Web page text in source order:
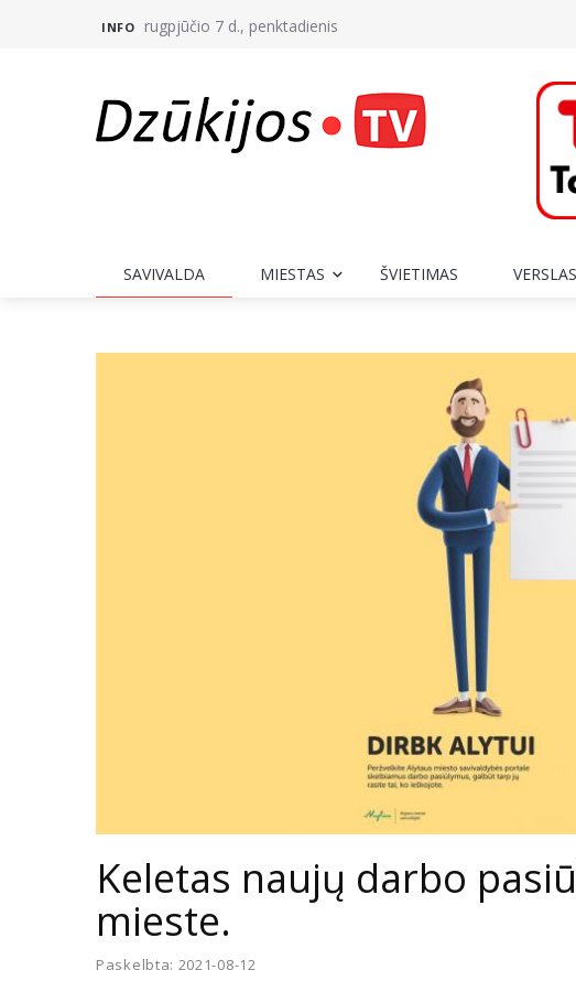
INFO rugpjūčio 7 d., penktadienis
SAVIVALDA MIESTAS ŠVIETIMAS VERSLAS
Keletas naujų darbo
mieste.
Paskelbta: 2021-08-12